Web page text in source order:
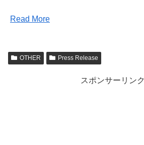
Read More
OTHER Press Release
スポンサーリンク